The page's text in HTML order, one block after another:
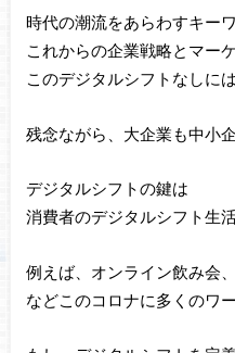
時代の潮流をあらわすキー
これからの企業戦略とマー
このデジタルシフトなしに
残念ながら、大企業も中小
デジタルシフトの鍵は
消費者のデジタルシフト生
例えば、オンライン飲み会
などこのコロナに多くのワ